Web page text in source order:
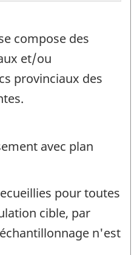
compose des
et/ou
provinciaux des
avec plan
pour toutes
cible, par
n'est